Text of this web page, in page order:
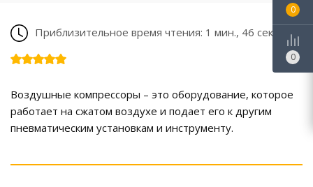
Приблизительное время чтения: 1 мин., 46 сек.
Воздушные компрессоры – это оборудование, которое
работает на сжатом воздухе и подает его к другим
пневматическим установкам и инструменту.
0
0